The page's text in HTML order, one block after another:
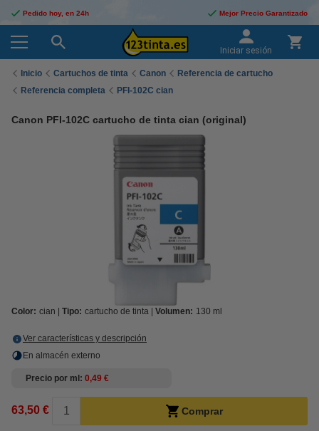
Pedido hoy, en 24h Mejor Precio Garantizado
Iniciar sesión
Inicio Cartuchos de tinta Canon
Referencia de cartucho
Referencia completa
PFI-102C cian
Canon PFI-102C cartucho de tinta cian (original)
Color: cian Tipo: cartucho de tinta Volumen: 130 ml
Ver características y descripción
En almacén externo
Precio por ml 0,49 €
63,50 € Comprar